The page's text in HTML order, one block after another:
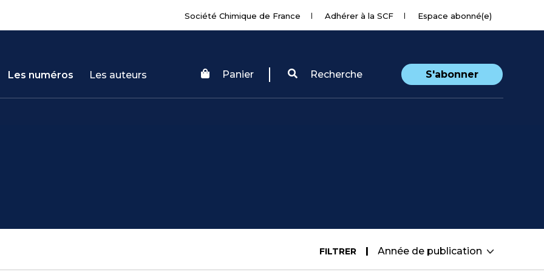
Société Chimique de France Adhérer à la SCF Espace abonné(e)
Les numéros Les auteurs Panier Recherche S'abonner
FILTRER